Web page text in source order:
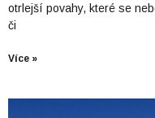
otrlejší povahy, které se
či
Více »